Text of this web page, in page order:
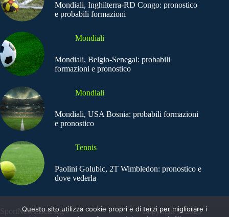
Mondiali, Inghilterra-RD Congo: pronostico
e probabili formazioni
Mondiali
Mondiali, Belgio-Senegal: probabili
formazioni e pronostico
Mondiali
Mondiali, USA Bosnia: probabili formazioni
e pronostico
Tennis
Paolini Golubic, 2T Wimbledon: pronostico e
dove vederla
SportNews.BetFlag -
Copyright © 2025
Questo sito utilizza cookie propri e di terzi per migliorare i